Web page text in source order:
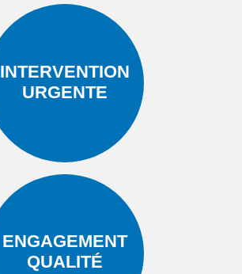
INTERVENTION
URGENTE
ENGAGEMENT
QUALITÉ